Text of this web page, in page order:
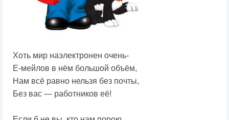
Хоть мир наэлектронен очень-
Е-мейлов в нём большой объём,
Нам всё равно нельзя без почты,
Без вас — работников её!